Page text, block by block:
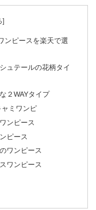
ンピースを楽天で選
ュテールの花柄タイ
２WAYタイプ
ミワンピ
ンピース
ピース
ワンピース
ワンピース